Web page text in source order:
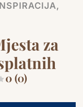
za
0 (0)